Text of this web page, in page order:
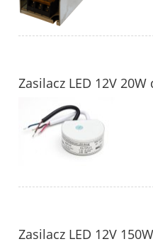
Zasilacz LED 12V
Zasilacz LED 12V